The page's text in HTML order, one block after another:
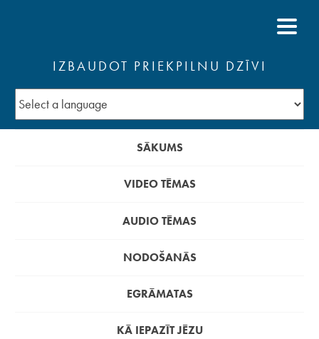
IZBAUDOT PRIEKPILNU DZĪVI
SĀKUMS
VIDEO TĒMAS
AUDIO TĒMAS
NODOŠANĀS
EGRĀMATAS
KĀ IEPAZĪT JĒZU